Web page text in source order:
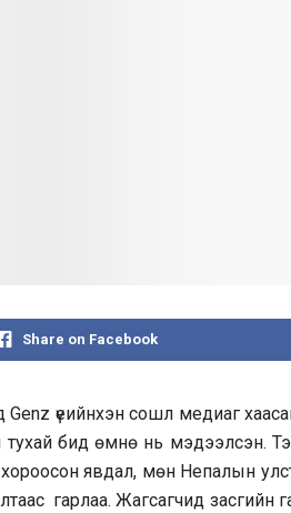
Share on Facebook
үеийнхэн сошл медиаг
тухай бид өмнө нь мэдээлсэн.
явдал, мөн Непалын
гарлаа. Жагсагчид